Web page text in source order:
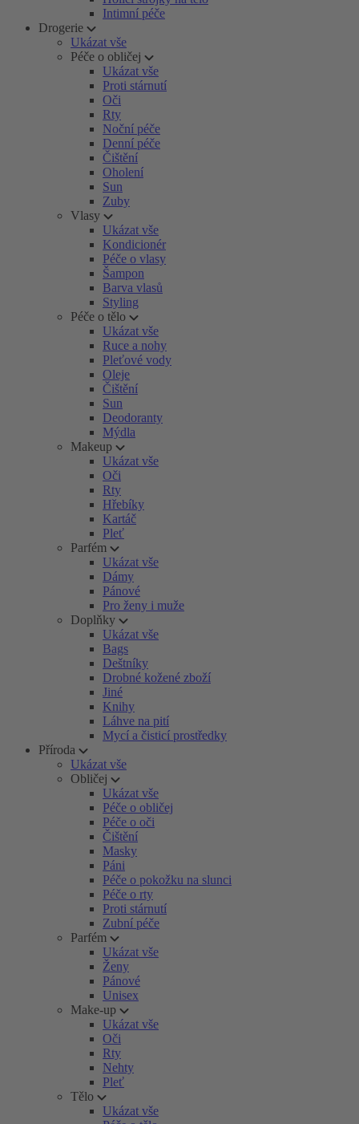
Intimní péče
Drogerie
Ukázat vše
Péče o obličej
Ukázat vše
Proti stárnutí
Oči
Rty
Noční péče
Denní péče
Čištění
Oholení
Sun
Zuby
Vlasy
Ukázat vše
Kondicionér
Péče o vlasy
Šampon
Barva vlasů
Styling
Péče o tělo
Ukázat vše
Ruce a nohy
Pleťové vody
Oleje
Čištění
Sun
Deodoranty
Mýdla
Makeup
Ukázat vše
Oči
Rty
Hřebíky
Kartáč
Pleť
Parfém
Ukázat vše
Dámy
Pánové
Pro ženy i muže
Doplňky
Ukázat vše
Bags
Deštníky
Drobné kožené zboží
Jiné
Knihy
Láhve na pití
Mycí a čisticí prostředky
Příroda
Ukázat vše
Obličej
Ukázat vše
Péče o obličej
Péče o oči
Čištění
Masky
Páni
Péče o pokožku na slunci
Péče o rty
Proti stárnutí
Zubní péče
Parfém
Ukázat vše
Ženy
Pánové
Unisex
Make-up
Ukázat vše
Oči
Rty
Nehty
Pleť
Tělo
Ukázat vše